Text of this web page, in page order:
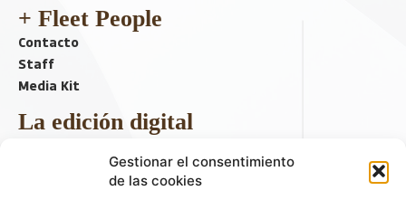
Gestionar el consentimiento
de las cookies
+ Fleet People
Contacto
Staff
Media Kit
La edición digital
Descargar último ejemplar
ir a hemeroteca